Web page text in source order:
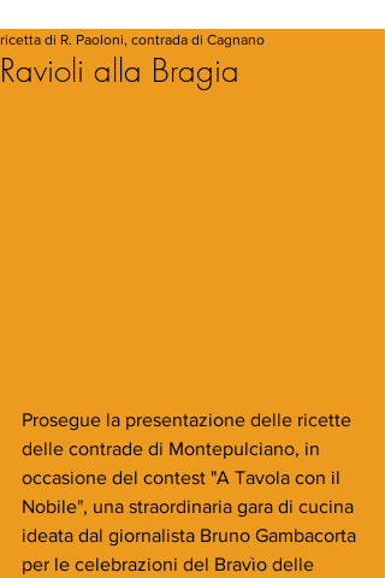
Ravioli alla Bragia
ricetta di R. Paoloni, contrada di Cagnano
Prosegue la presentazione delle ricette
delle contrade di Montepulciano, in
occasione del contest "A Tavola con il
Nobile", una straordinaria gara di cucina
ideata dal giornalista Bruno Gambacorta
per le celebrazioni del Bravìo delle